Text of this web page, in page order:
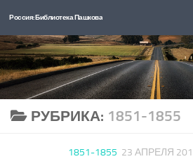
Перейти к содержимому
Россия: Библиотека Пашкова
РУБРИКА: 1851-1855
1851-1855 23 АПРЕЛЯ